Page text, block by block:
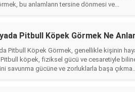
bu anlamların tersine dönmesi ve...
Pitbull Köpek Görmek Ne
Pitbull Köpek Görmek, genellikle kişinin
Pitbull köpek, fiziksel gücü ve cesaretiyle
savunma gücüne ve zorluklarla başa